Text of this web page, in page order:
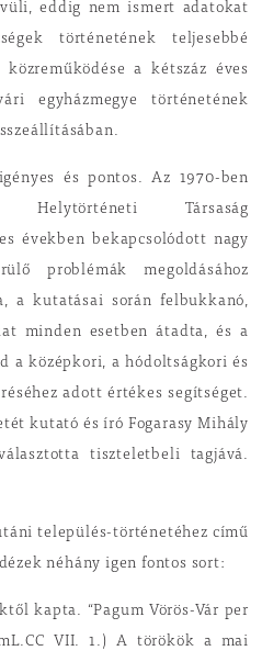
eddig nem ismert adatokat
történetének teljesebbé
a kétszáz éves
egyházmegye történetének
és pontos. Az 1970-ben
Helytörténeti Társaság
években bekapcsolódott nagy
problémák megoldásához
a kutatásai során felbukkanó,
minden esetben átadta, és a
a középkori, a hódoltságkori és
adott értékes segítséget.
kutató és író Fogarasy Mihály
tiszteletbeli tagjává.
település-történetéhez című
néhány igen fontos sort:
kapta. “Pagum Vörös-Vár per
VII. 1.) A törökök a mai